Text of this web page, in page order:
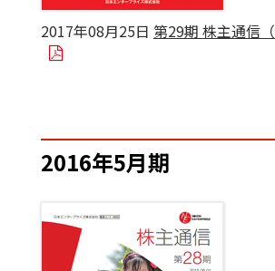
2017年08月25日 第29期 株主通信（
2016年5月期